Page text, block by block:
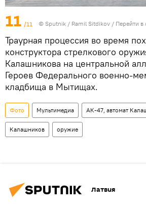
11 /11 © Sputnik / Ramil Sitdikov / Перейти в
Траурная процессия во время
конструктора стрелкового
Калашникова на центральной
Героев Федерального военно-
кладбища в Мытищах.
Фото Мультимедиа АК-47, автомат
Калашников оружие
Латвия